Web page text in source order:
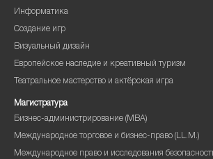
Информатика
Создание игр
Визуальный дизайн
Европейское наследие и креативный туризм
Театральное мастерство и актёрская игра
Магистратура
Бизнес-администрирование (MBA)
Международное торговое и бизнес-право (LL.M.)
Международное право и исследования